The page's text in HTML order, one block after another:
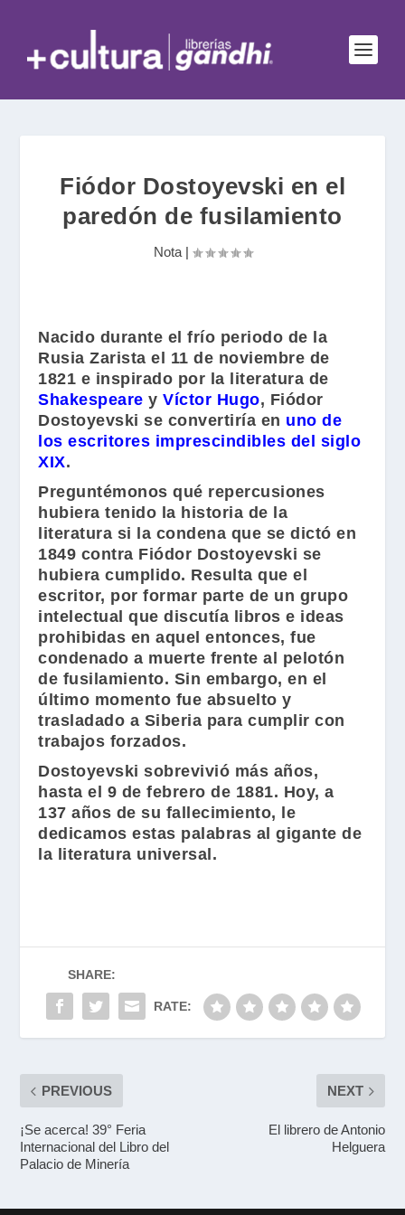
Fiódor Dostoyevski en el
paredón de fusilamiento
Nota|
Nacido durante el frío periodo de la
Rusia Zarista el 11 de noviembre de
1821 e inspirado por la literatura de
Shakespeare yVíctor Hugo, Fiódor
Dostoyevski se convertiría en uno de
los escritores imprescindibles del siglo
XIX.
Preguntémonos qué repercusiones
hubiera tenido la historia de la
literatura si la condena que se dictó en
1849 contra Fiódor Dostoyevski se
hubiera cumplido. Resulta que el
escritor, por formar parte de un grupo
intelectual que discutía libros e ideas
prohibidas en aquel entonces, fue
condenado a muerte frente al pelotón
de fusilamiento. Sin embargo, en el
último momento fue absuelto y
trasladado a Siberia para cumplir con
trabajos forzados.
Dostoyevski sobrevivió más años,
hasta el 9 de febrero de 1881. Hoy, a
137 años de su fallecimiento, le
dedicamos estas palabras al gigante de
la literatura universal.
SHARE:
RATE:
PREVIOUS
¡Se acerca! 39° Feria
Internacional del Libro del
Palacio de Minería
NEXT
El librero de Antonio
Helguera